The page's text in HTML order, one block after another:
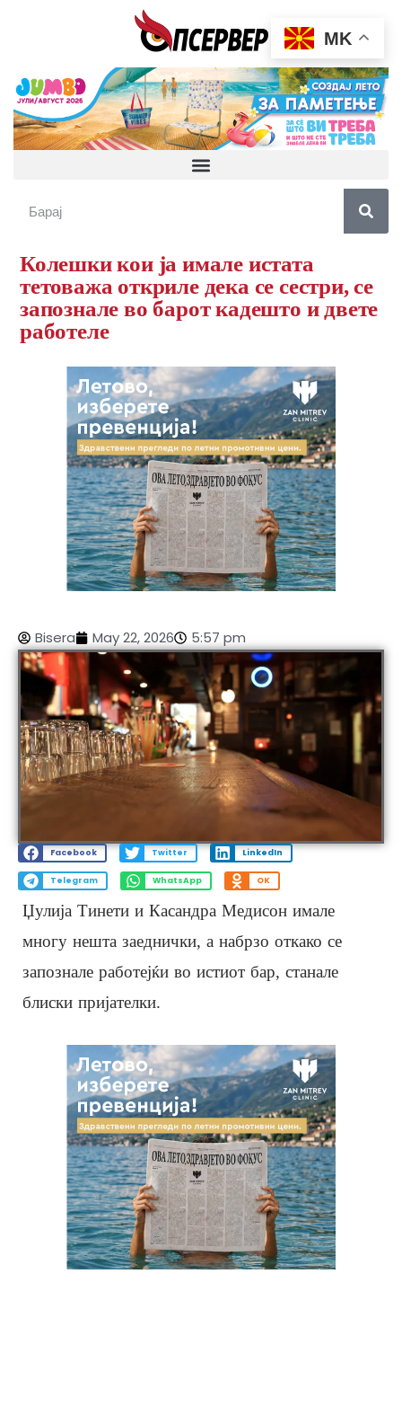
Колешки кои ја имале истата
тетоважа откриле дека се сестри, се
запознале во барот кадешто и двете
работеле
Bisera May 22, 2026 5:57 pm
Facebook Twitter LinkedIn
Telegram WhatsApp OK
Џулија Тинети и Касандра Медисон имале
многу нешта заеднички, а набрзо откако се
запознале работејќи во истиот бар, станале
блиски пријателки.
MK